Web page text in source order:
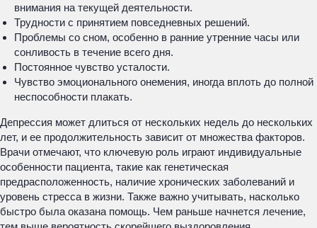
внимания на текущей деятельности.
Трудности с принятием повседневных решений.
Проблемы со сном, особенно в ранние утренние часы или
сонливость в течение всего дня.
Постоянное чувство усталости.
Чувство эмоционального онемения, иногда вплоть до полной
неспособности плакать.
Депрессия может длиться от нескольких недель до нескольких
лет, и ее продолжительность зависит от множества факторов.
Врачи отмечают, что ключевую роль играют индивидуальные
особенности пациента, такие как генетическая
предрасположенность, наличие хронических заболеваний и
уровень стресса в жизни. Также важно учитывать, насколько
быстро была оказана помощь. Чем раньше начнется лечение,